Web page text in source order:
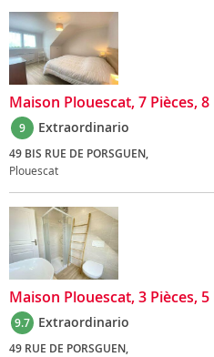
Maison Plouescat, 7 Pièces,
9 Extraordinario
49 BIS RUE DE PORSGUEN,
Plouescat
Maison Plouescat, 3 Pièces,
9.7 Extraordinario
49 RUE DE PORSGUEN,